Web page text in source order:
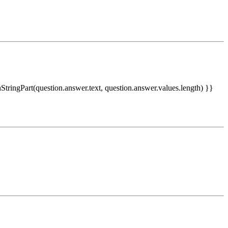
question.answer.values.length) }}